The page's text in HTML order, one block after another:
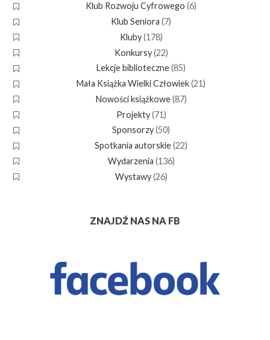
Klub Rozwoju Cyfrowego (6)
Klub Seniora (7)
Kluby(178)
Konkursy(22)
Lekcje biblioteczne(85)
Mała Książka Wielki Człowiek(21)
Nowości książkowe(87)
Projekty(71)
Sponsorzy(50)
Spotkania autorskie(22)
Wydarzenia (136)
Wystawy(26)
ZNAJDŹ NAS NA FB